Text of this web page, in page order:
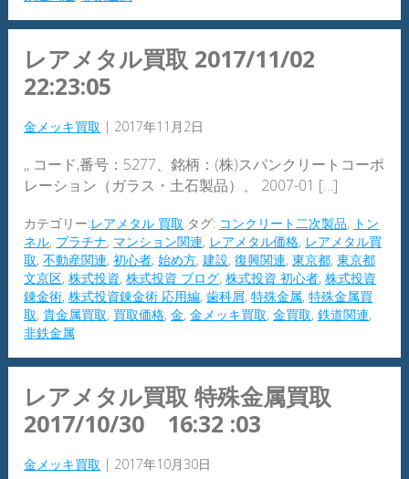
レアメタル買取 2017/11/02
22:23:05
金メッキ買取 | 2017年11月2日
,, コード,番号：5277、銘柄：(株)スパンクリートコーポ
レーション（ガラス・土石製品）、 2007-01 […]
カテゴリー:レアメタル 買取 タグ: コンクリート二次製品, トン
ネル, プラチナ, マンション関連, レアメタル価格, レアメタル買
取,不動産関連,初心者,始め方,建設,復興関連,東京都,東京都
文京区,株式投資,株式投資 ブログ,株式投資 初心者,株式投資
錬金術,株式投資錬金術 応用編,歯科屑,特殊金属,特殊金属買
取,貴金属買取, 買取価格,金,金メッキ買取,金買取,鉄道関連,
非鉄金属
レアメタル買取 特殊金属買取
2017/10/30 16:32 :03
金メッキ買取 | 2017年10月30日